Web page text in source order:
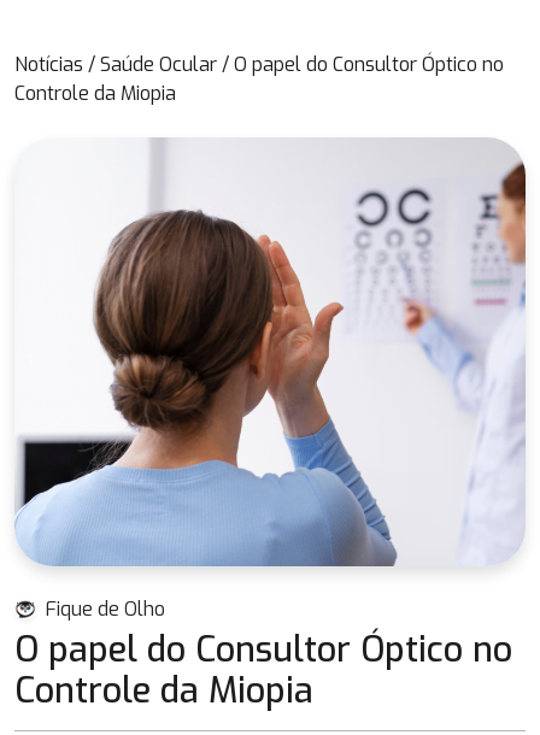
Notícias /Saúde Ocular/O papel do Consultor Óptico no
Controle da Miopia
Fique de Olho
O papel do Consultor Óptico no
Controle da Miopia